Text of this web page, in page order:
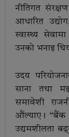
नीतिगत
आधारित
स्वास्थ्य
उनको भनाइ
उदय
साना तथा
समावेशी
औंल्याए। “बैंक
उद्यमशीलता